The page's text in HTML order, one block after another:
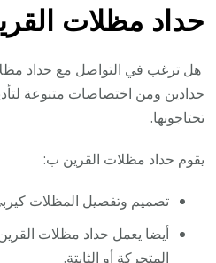
حداد مظلات
هل ترغب في التواصل مع حداد
حدادين ومن اختصاصات متنوعة
تحتاجونها.
يقوم حداد مظلات القرين ب:
تصميم وتفصيل المظلات
أيضا يعمل حداد مظلات
المتحركة أو الثابتة.